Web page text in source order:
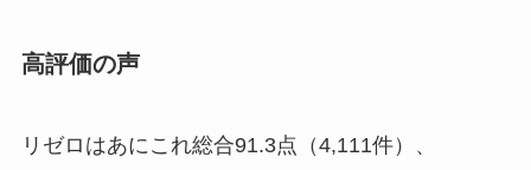
高評価の声
リゼロはあにこれ総合91.3点（4,111件）、